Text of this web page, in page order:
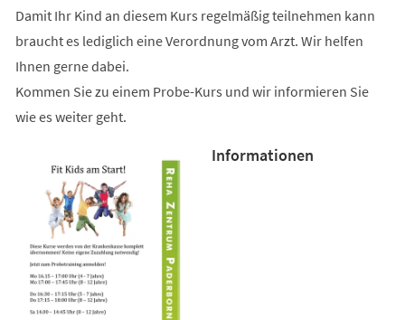
Damit Ihr Kind an diesem Kurs regelmäßig teilnehmen kann
braucht es lediglich eine Verordnung vom Arzt. Wir helfen
Ihnen gerne dabei.
Kommen Sie zu einem Probe-Kurs und wir informieren Sie
wie es weiter geht.
Informationen